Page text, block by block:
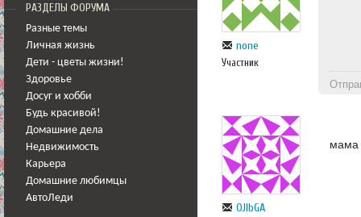
РАЗДЕЛЫ ФОРУМА
Разные темы
Личная жизнь
Дети - цветы жизни!
Здоровье
Досуг и хобби
Будь красивой!
Домашние дела
Недвижимость
Карьера
Домашние любимцы
АвтоЛеди
none
Участник
OJlbGA
мама